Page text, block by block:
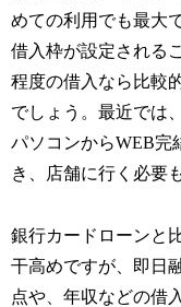
めての利用でも最大
借入枠が設定される
程度の借入なら比較
でしょう。最近では
パソコンからWEB完
き、店舗に行く必要
銀行カードローンと
干高めですが、即日
点や、年収などの借